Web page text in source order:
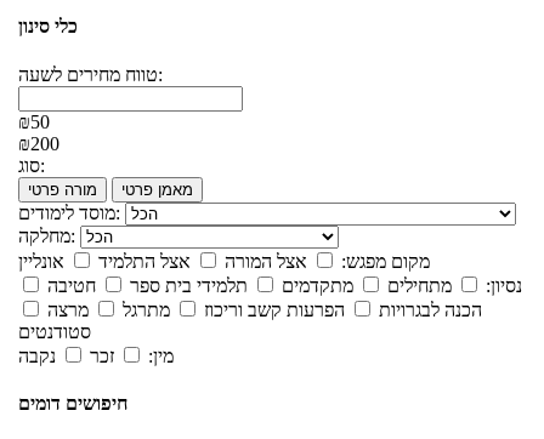
כלי סינון
טווח מחירים לשעה:
₪50
₪200
סוג:
מורה פרטי מאמן פרטי
מוסד לימודים:
מחלקה:
מקום מפגש:
אצל המורה אצל התלמיד
אונליין
נסיון:
מתחילים מתקדמים תלמידי בית ספר
חטיבה
הכנה לבגרויות
הפרעות קשב וריכוז מתרגל
מרצה
סטודנטים
מין:
זכר נקבה
חיפושים דומים